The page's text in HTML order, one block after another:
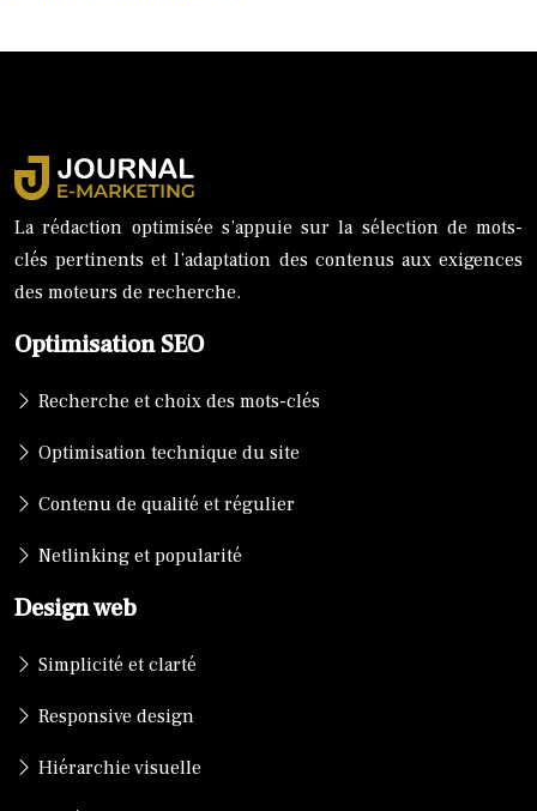
La rédaction optimisée s’appuie sur la sélection de mots-
clés pertinents et l’adaptation des contenus aux exigences
des moteurs de recherche.
Optimisation SEO
Recherche et choix des mots-clés
Optimisation technique du site
Contenu de qualité et régulier
Netlinking et popularité
Design web
Simplicité et clarté
Responsive design
Hiérarchie visuelle